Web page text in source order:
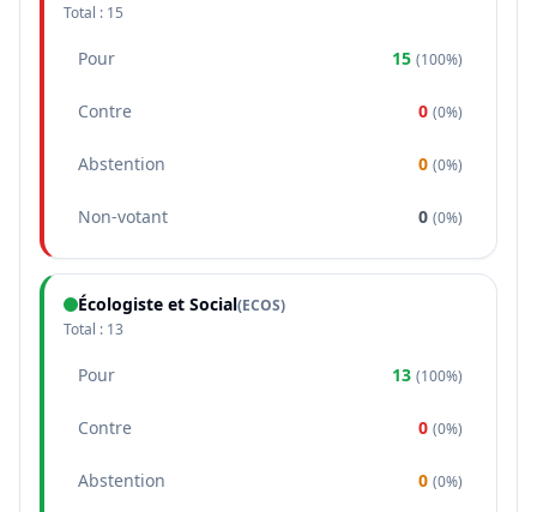
Total : 15
Pour 15 (100%)
Contre 0 (0%)
Abstention 0 (0%)
Non-votant 0 (0%)
Écologiste et Social(ECOS)
Total : 13
Pour 13 (100%)
Contre 0 (0%)
Abstention 0 (0%)